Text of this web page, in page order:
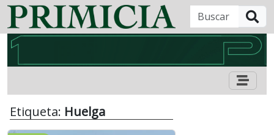
Etiqueta: Huelga